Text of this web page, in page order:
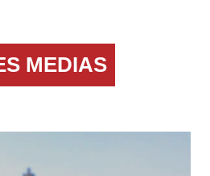
MEDIAS